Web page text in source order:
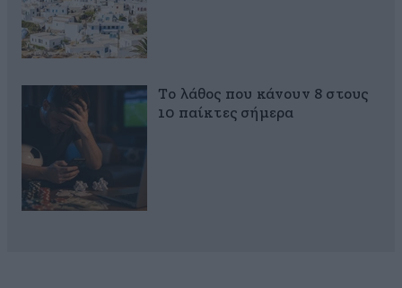
Το λάθος που κάνουν 8 στους
10 παίκτες σήμερα